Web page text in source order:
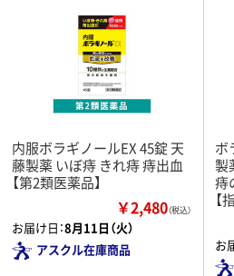
内服ボラギノールEX 45錠 天
藤製薬 いぼ痔 きれ痔 痔出血
【第2類医薬品】
￥2,480（税込）
お届け日：8月11日（火）
アスクル在庫商品
ボ
製
痔
【
お